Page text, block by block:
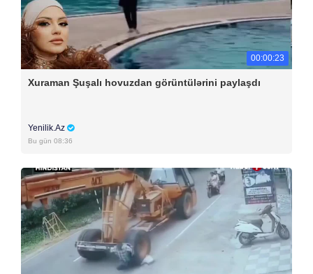
00:00:23
Xuraman Şuşalı hovuzdan görüntülərini paylaşdı
Yenilik.Az
Bu gün 08:36